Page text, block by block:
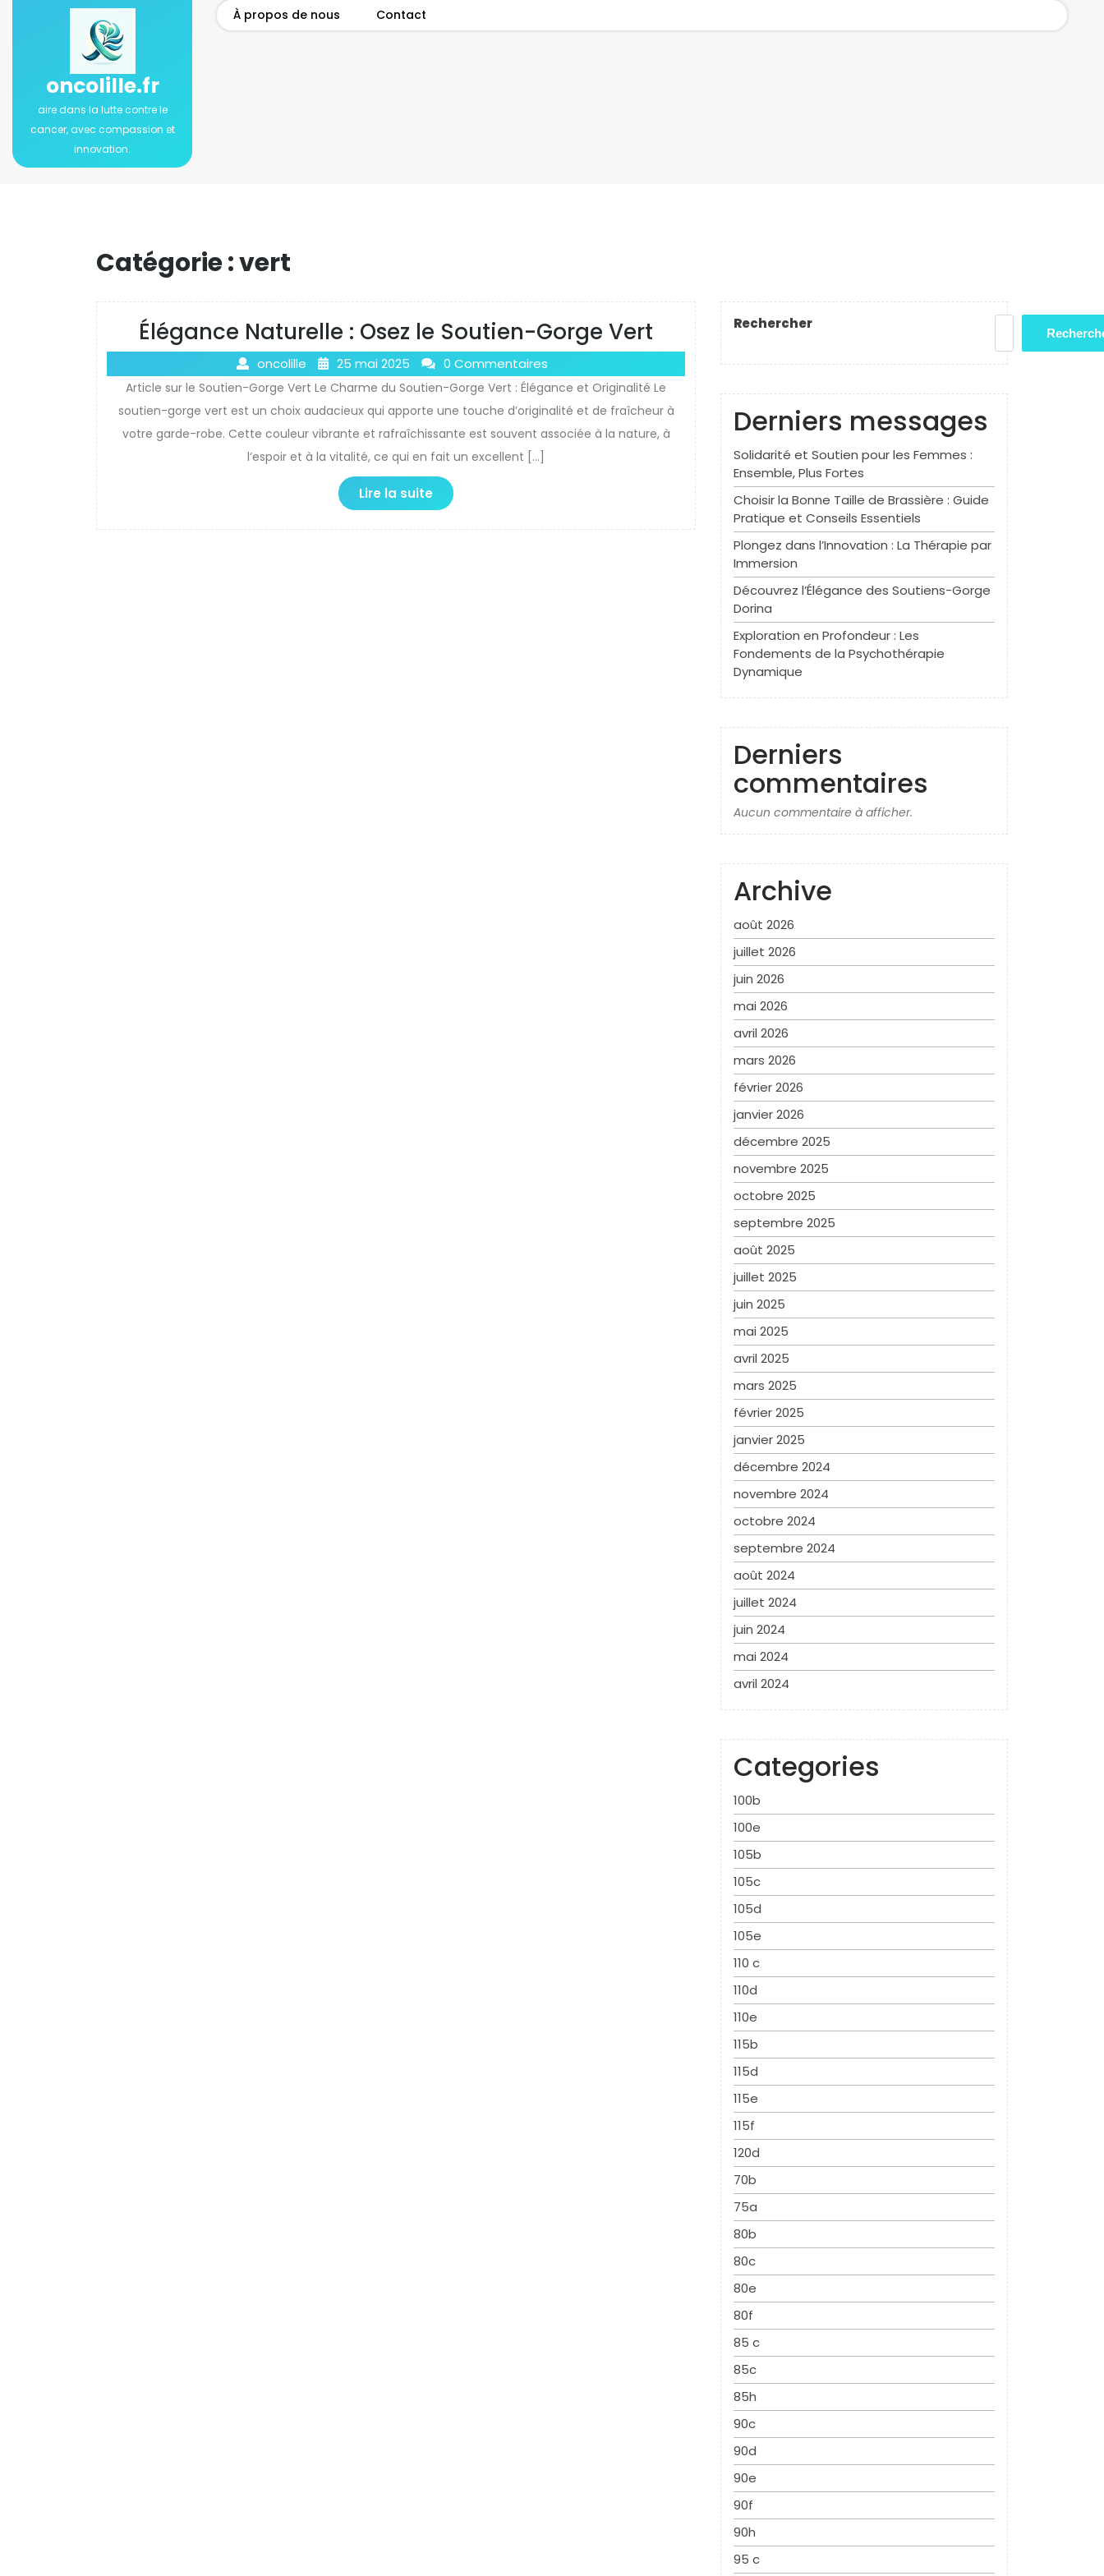
oncolille.fr
aire dans la lutte contre le
cancer, avec compassion et
innovation.
À propos de nous Contact
Catégorie :vert
Élégance Naturelle : Osez le Soutien-Gorge Vert
oncolille 25 mai 2025 0 Commentaires
Article sur le Soutien-Gorge Vert Le Charme du Soutien-Gorge Vert : Élégance et Originalité Le
soutien-gorge vert est un choix audacieux qui apporte une touche d’originalité et de fraîcheur à
votre garde-robe. Cette couleur vibrante et rafraîchissante est souvent associée à la nature, à
l’espoir et à la vitalité, ce qui en fait un excellent […]
Lire la suite
Rechercher
Derniers messages
Solidarité et Soutien pour les Femmes :
Ensemble, Plus Fortes
Choisir la Bonne Taille de Brassière : Guide
Pratique et Conseils Essentiels
Plongez dans l’Innovation : La Thérapie par
Immersion
Découvrez l’Élégance des Soutiens-Gorge
Dorina
Exploration en Profondeur : Les
Fondements de la Psychothérapie
Dynamique
Derniers
commentaires
Aucun commentaire à afficher.
Archive
août 2026
juillet 2026
juin 2026
mai 2026
avril 2026
mars 2026
février 2026
janvier 2026
décembre 2025
novembre 2025
octobre 2025
septembre 2025
août 2025
juillet 2025
juin 2025
mai 2025
avril 2025
mars 2025
février 2025
janvier 2025
décembre 2024
novembre 2024
octobre 2024
septembre 2024
août 2024
juillet 2024
juin 2024
mai 2024
avril 2024
Categories
100b
100e
105b
105c
105d
105e
110 c
110d
110e
115b
115d
115e
115f
120d
70b
75a
80b
80c
80e
80f
85 c
85c
85h
90c
90d
90e
90f
90h
95 c